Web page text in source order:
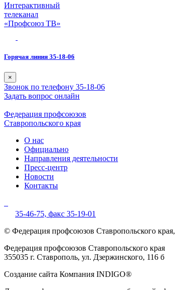
Интерактивный
телеканал
«Профсоюз ТВ»
Горячая линия 35-18-06
×
Звонок по телефону 35-18-06
Задать вопрос онлайн
Федерация профсоюзов
Ставропольского края
О нас
Официально
Направления деятельности
Пресс-центр
Новости
Контакты
35-46-75, факс 35-19-01
© Федерация профсоюзов Ставропольского
Федерация профсоюзов Ставропольского края
355035 г. Ставрополь, ул. Дзержинского, 116 б
Создание сайта Компания INDIGO®